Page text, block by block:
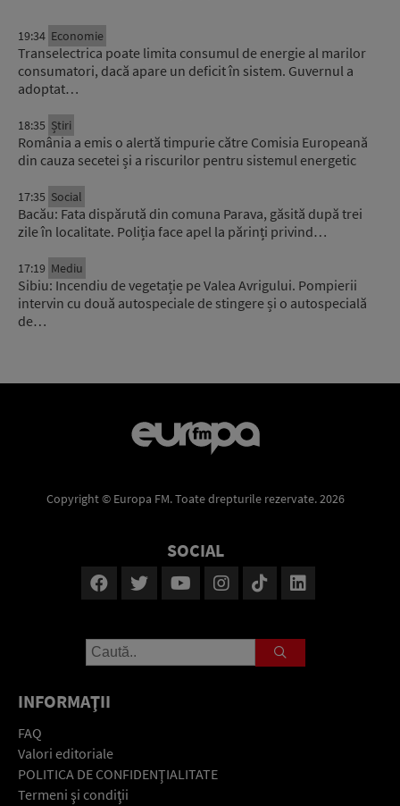
19:34 Economie
Transelectrica poate limita consumul de energie al marilor
consumatori, dacă apare un deficit în sistem. Guvernul a
adoptat…
18:35 Știri
România a emis o alertă timpurie către Comisia Europeană
din cauza secetei și a riscurilor pentru sistemul energetic
17:35 Social
Bacău: Fata dispărută din comuna Parava, găsită după trei
zile în localitate. Poliția face apel la părinți privind…
17:19 Mediu
Sibiu: Incendiu de vegetație pe Valea Avrigului. Pompierii
intervin cu două autospeciale de stingere și o autospecială
de…
Copyright © Europa FM. Toate drepturile rezervate. 2026
SOCIAL
INFORMAŢII
FAQ
Valori editoriale
POLITICA DE CONFIDENŢIALITATE
Termeni şi condiţii